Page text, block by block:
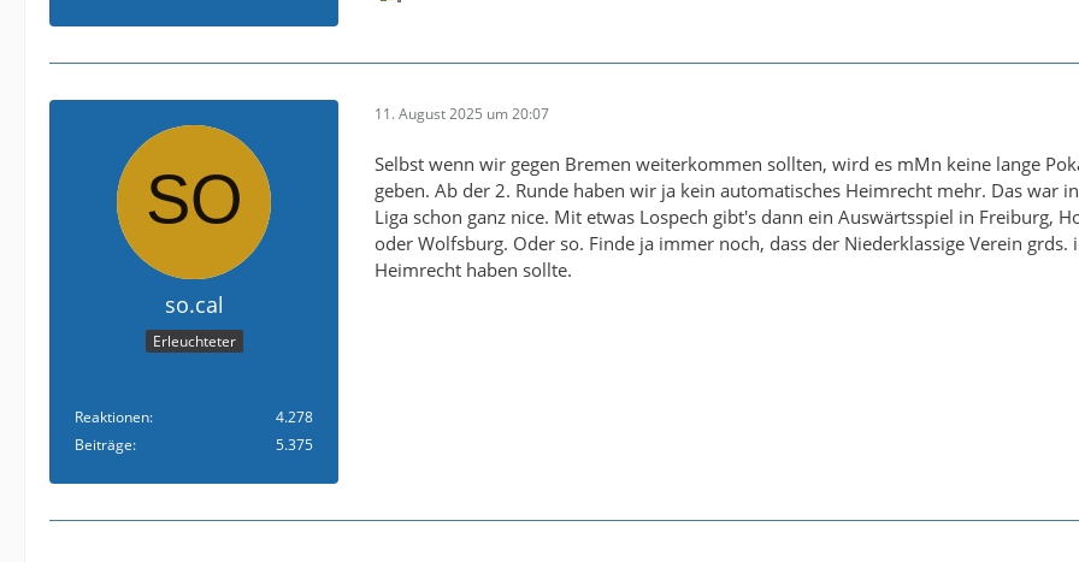
so.cal
Erleuchteter
Reaktionen
4.278
Beiträge
5.375
11. August 2025 um 20:07
Selbst wenn wir gegen Bremen weiterkommen sollten, wird es mMn keine lange
geben. Ab der 2. Runde haben wir ja kein automatisches Heimrecht mehr. Das war
Liga schon ganz nice. Mit etwas Lospech gibt's dann ein Auswärtsspiel in Freiburg,
oder Wolfsburg. Oder so. Finde ja immer noch, dass der Niederklassige Verein grds.
Heimrecht haben sollte.